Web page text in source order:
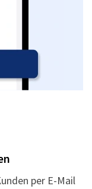
per E-Mail